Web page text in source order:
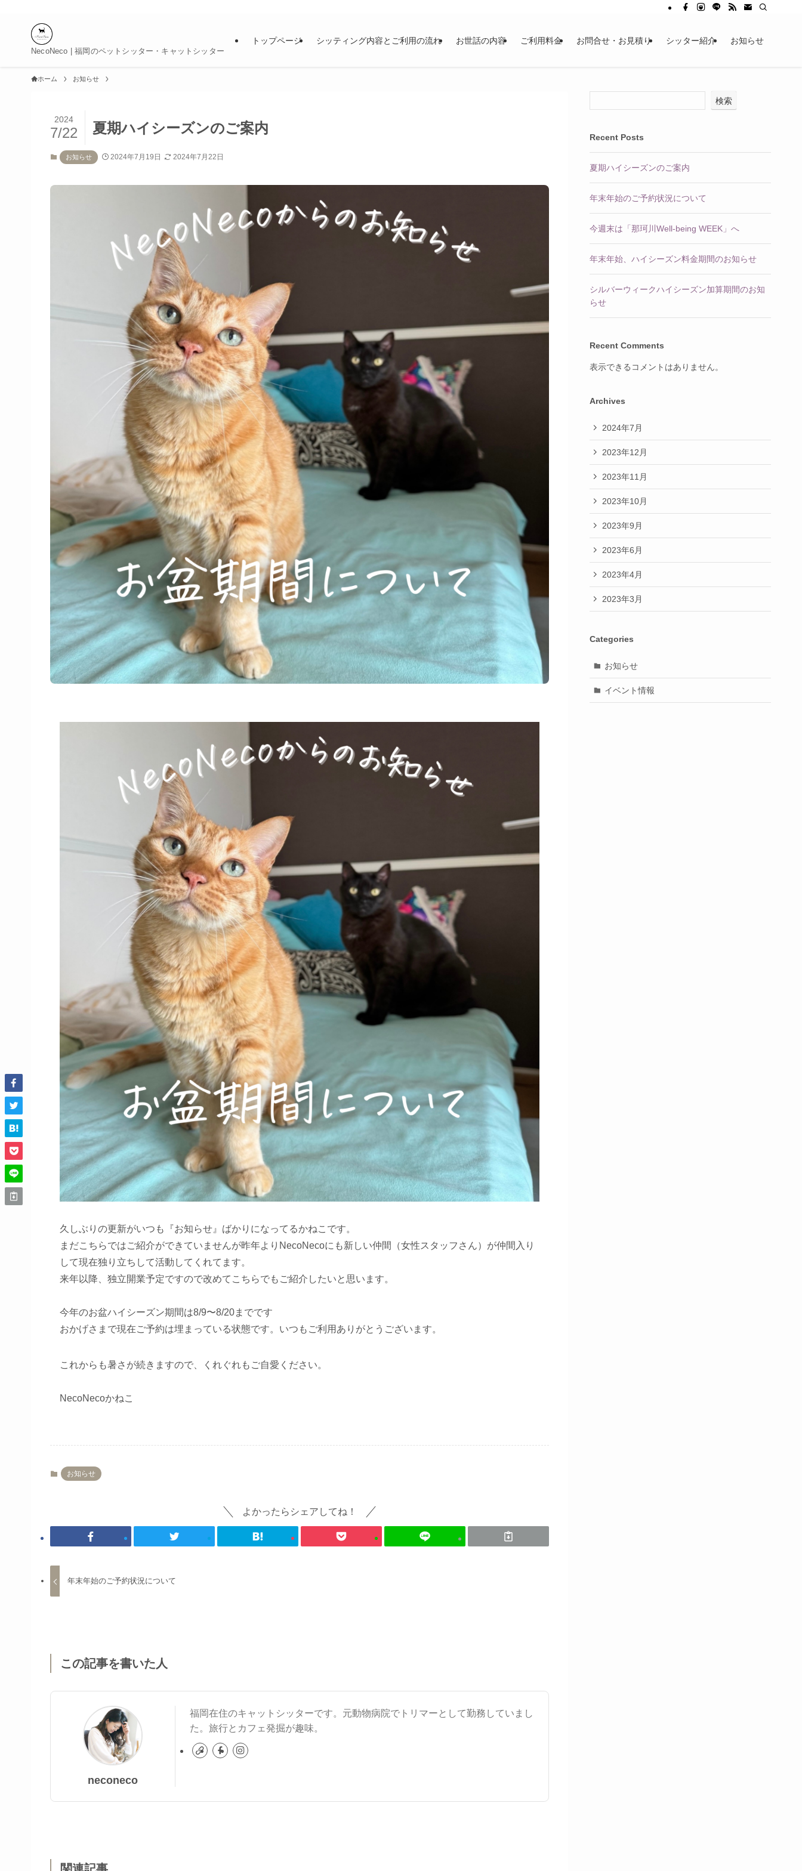
NecoNeco | 福岡のペットシッター・キャットシッター
トップページ シッティング内容とご利用の流れ お世話の内容 ご利用料金 お問合せ・お見積り シッター紹介 お知らせ
ホーム お知らせ
夏期ハイシーズンのご案内
2024
7/22
お知らせ 2024年7月19日 2024年7月22日
久しぶりの更新がいつも『お知らせ』ばかりになってるかねこです。
まだこちらではご紹介ができていませんが昨年よりNecoNecoにも新しい仲間（女性スタッフさん）が仲間入り
して現在独り立ちして活動してくれてます。
来年以降、独立開業予定ですので改めてこちらでもご紹介したいと思います。
今年のお盆ハイシーズン期間は8/9〜8/20までです
おかげさまで現在ご予約は埋まっている状態です。いつもご利用ありがとうございます。
これからも暑さが続きますので、くれぐれもご自愛ください。
NecoNecoかねこ
お知らせ
よかったらシェアしてね！
年末年始のご予約状況について
この記事を書いた人
neconeco
福岡在住のキャットシッターです。元動物病院でトリマーとして勤務していまし
た。旅行とカフェ発掘が趣味。
関連記事
検索
Recent Posts
夏期ハイシーズンのご案内
年末年始のご予約状況について
今週末は「那珂川Well-being WEEK」へ
年末年始、ハイシーズン料金期間のお知らせ
シルバーウィークハイシーズン加算期間のお知
らせ
Recent Comments
表示できるコメントはありません。
Archives
2024年7月
2023年12月
2023年11月
2023年10月
2023年9月
2023年6月
2023年4月
2023年3月
Categories
お知らせ
イベント情報